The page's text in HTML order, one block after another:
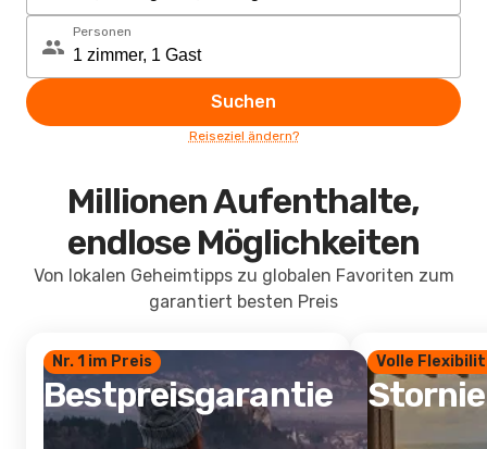
Personen
Suchen
Reiseziel ändern?
Millionen Aufenthalte,
endlose Möglichkeiten
Von lokalen Geheimtipps zu globalen Favoriten zum
garantiert besten Preis
Nr. 1 im Preis
Bestpreisgarantie
Volle